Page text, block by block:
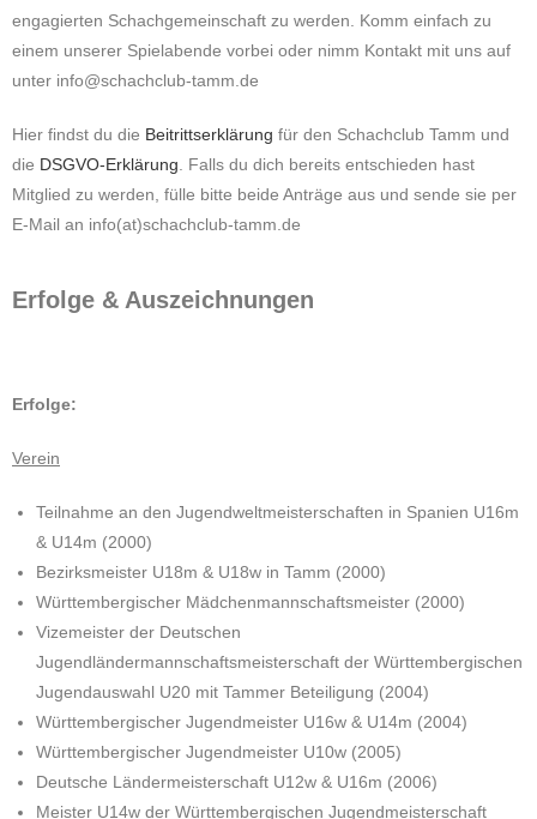
engagierten Schachgemeinschaft zu werden. Komm einfach zu
einem unserer Spielabende vorbei oder nimm Kontakt mit uns auf
unter info@schachclub-tamm.de
Hier findst du die Beitrittserklärung für den Schachclub Tamm und
die DSGVO-Erklärung . Falls du dich bereits entschieden hast
Mitglied zu werden, fülle bitte beide Anträge aus und sende sie per
E-Mail an info(at)schachclub-tamm.de
Erfolge & Auszeichnungen
Erfolge:
Verein
Teilnahme an den Jugendweltmeisterschaften in Spanien U16m
& U14m (2000)
Bezirksmeister U18m & U18w in Tamm (2000)
Württembergischer Mädchenmannschaftsmeister (2000)
Vizemeister der Deutschen
Jugendländermannschaftsmeisterschaft der Württembergischen
Jugendauswahl U20 mit Tammer Beteiligung (2004)
Württembergischer Jugendmeister U16w & U14m (2004)
Württembergischer Jugendmeister U10w (2005)
Deutsche Ländermeisterschaft U12w & U16m (2006)
Meister U14w der Württembergischen Jugendmeisterschaft